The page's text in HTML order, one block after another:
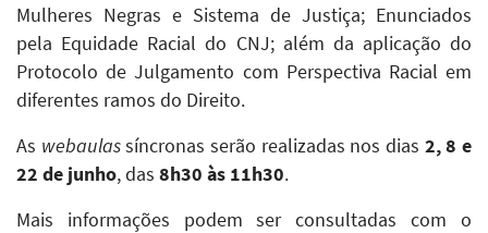
Mulheres Negras e Sistema de Justiça; Enunciados
pela Equidade Racial do CNJ; além da aplicação do
Protocolo de Julgamento com Perspectiva Racial em
diferentes ramos do Direito.
As webaulassíncronas serão realizadas nos dias 2, 8 e
22 de junho, das 8h30 às 11h30.
Mais informações podem ser consultadas com o